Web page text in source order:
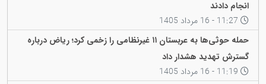
انجام دادند
حمله حوثی‌ها به عربستان ۱۱ غیرنظامی را زخمی کرد؛ ریاض درباره
گسترش تهدید هشدار داد